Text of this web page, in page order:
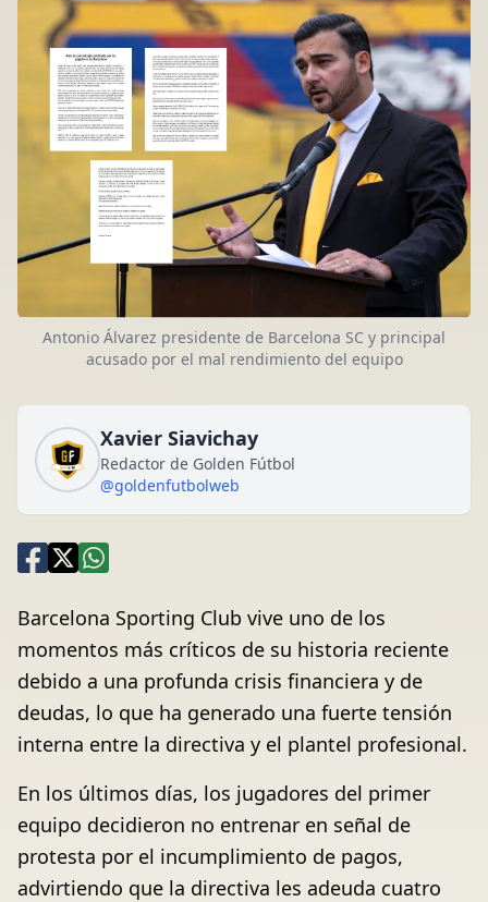
Antonio Álvarez presidente de Barcelona SC y principal
acusado por el mal rendimiento del equipo
Xavier Siavichay
Redactor de Golden Fútbol
@goldenfutbolweb
Barcelona Sporting Club vive uno de los
momentos más críticos de su historia reciente
debido a una profunda crisis financiera y de
deudas, lo que ha generado una fuerte tensión
interna entre la directiva y el plantel profesional.
En los últimos días, los jugadores del primer
equipo decidieron no entrenar en señal de
protesta por el incumplimiento de pagos,
advirtiendo que la directiva les adeuda cuatro